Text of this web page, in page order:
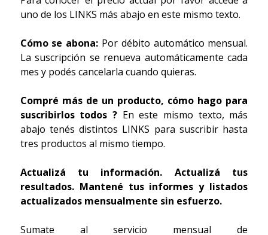
uno de los LINKS más abajo en este mismo texto.
Cómo se abona: Por débito automático mensual.
La suscripción se renueva automáticamente cada
mes y podés cancelarla cuando quieras.
Compré más de un producto, cómo hago para
suscribirlos todos ?En este mismo texto, más
abajo tenés distintos LINKS para suscribir hasta
tres productos al mismo tiempo.
Actualizá tu información. Actualizá tus
resultados. Mantené tus informes y listados
actualizados mensualmente sin esfuerzo.
Sumate al servicio mensual de